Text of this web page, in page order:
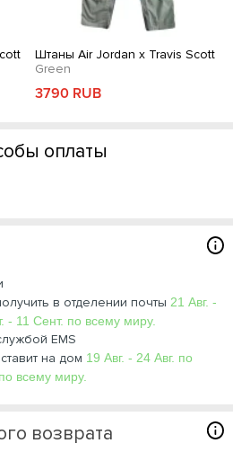
Штаны Air Jordan x Travis Scott
Green
3790 RUB
оплаты
в отделении почты 21 Авг. -
- 11 Сент. по всему миру.
EMS
на дом 19 Авг. - 24 Авг. по
всему миру.
возврата